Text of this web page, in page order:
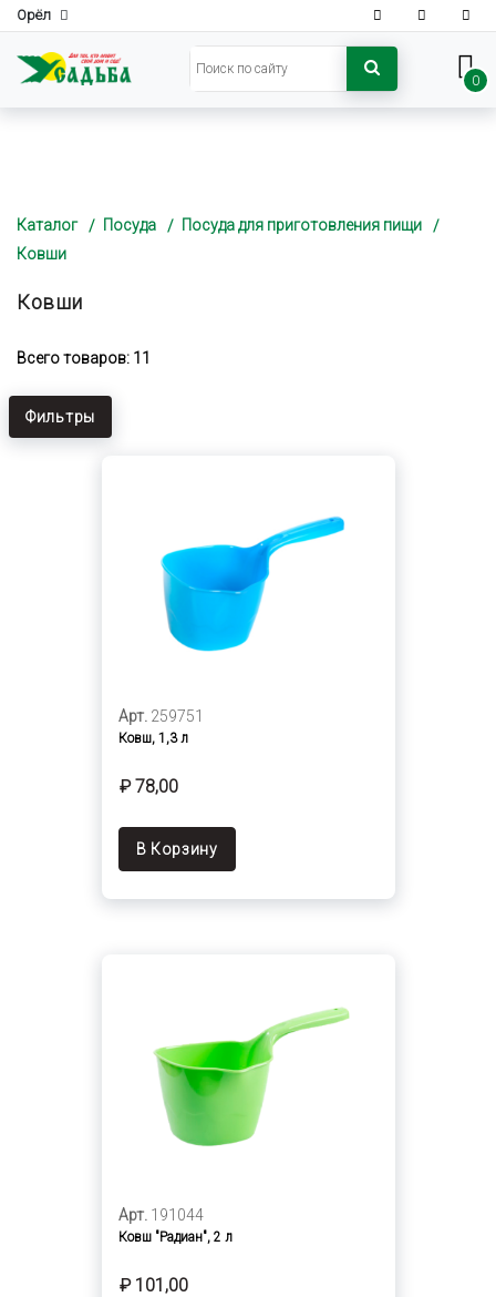
Орёл
0
Каталог Посуда
Посуда для приготовления пищи
Ковши
Ковши
Всего товаров: 11
Фильтры
Арт. 259751
Ковш, 1,3 л
₽ 78,00
В Корзину
Арт. 191044
Ковш "Радиан", 2 л
₽ 101,00